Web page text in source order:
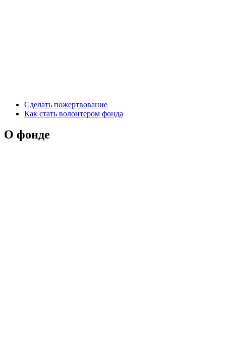
Сделать пожертвование
Как стать волонтером фонда
О фонде